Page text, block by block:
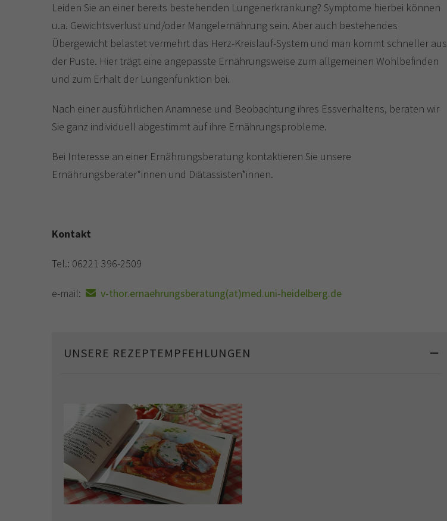
Leiden Sie an einer bereits bestehenden Lungenerkrankung? Symptome hierbei können
u.a. Gewichtsverlust und/oder Mangelernährung sein. Aber auch bestehendes
Übergewicht belastet vermehrt das Herz-Kreislauf-System und man kommt schneller aus
der Puste. Hier trägt eine angepasste Ernährungsweise zum allgemeinen Wohlbefinden
und zum Erhalt der Lungenfunktion bei.
Nach einer ausführlichen Anamnese und Beobachtung ihres Essverhaltens, beraten wir
Sie ganz individuell abgestimmt auf ihre Ernährungsprobleme.
Bei Interesse an einer Ernährungsberatung kontaktieren Sie unsere
Ernährungsberater*innen und Diätassisten*innen.
Kontakt
Tel.: 06221 396-2509
e-mail: v-thor.ernaehrungsberatung(at)med.uni-heidelberg.de
UNSERE REZEPTEMPFEHLUNGEN